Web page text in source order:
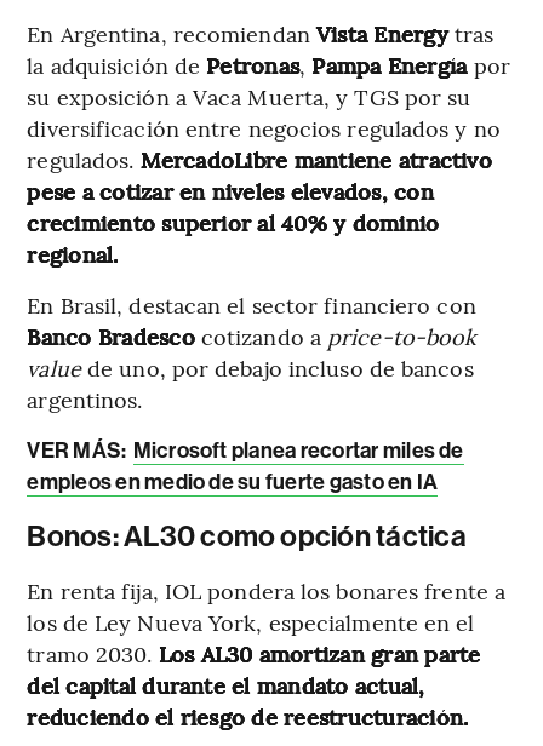
En Argentina, recomiendanVista Energytras
la adquisición de Petronas, Pampa Energía por
su exposición a Vaca Muerta, y TGS por su
diversificación entre negocios regulados y no
regulados. MercadoLibre mantiene atractivo
pese a cotizar en niveles elevados, con
crecimiento superior al 40% y dominio
regional.
En Brasil, destacan el sector financiero con
Banco Bradescocotizando a price-to-book
valuede uno, por debajo incluso de bancos
argentinos.
VER MÁS: Microsoft planea recortar miles de
empleos en medio de su fuerte gasto en IA
Bonos: AL30 como opción táctica
En renta fija, IOL pondera los bonares frente a
los de Ley Nueva York, especialmente en el
tramo 2030. Los AL30 amortizan gran parte
del capital durante el mandato actual,
reduciendo el riesgo de reestructuración.